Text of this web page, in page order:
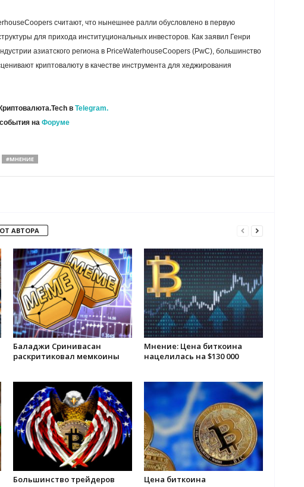
считают, что нынешнее ралли обусловлено в первую
для прихода институциональных инвесторов. Как заявил Генри
азиатского региона в PriceWaterhouseCoopers (PwC), большинство
криптовалюту в качестве инструмента для хеджирования
в Telegram.
на Форуме
#МНЕНИЕ
АВТОРА
Баладжи Сринивасан
раскритиковал мемкоины
Мнение: Цена биткоина
нацелилась на $130 000
Большинство трейдеров
Цена биткоина